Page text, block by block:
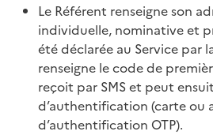
Le Référent renseigne son
individuelle, nominative et
été déclarée au Service par
renseigne le code de
reçoit par SMS et peut
d’authentification (carte ou
d’authentification OTP).